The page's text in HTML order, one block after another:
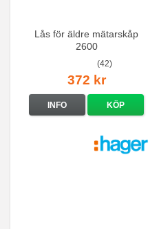
Lås för äldre mätarskåp
2600
(42)
372 kr
INFO KÖP